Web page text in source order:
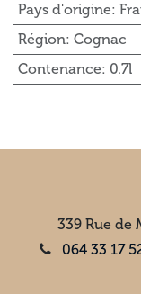
Pays d'origine:
Région: Cognac
Contenance: 0.7l
339 Rue de
064 33 17